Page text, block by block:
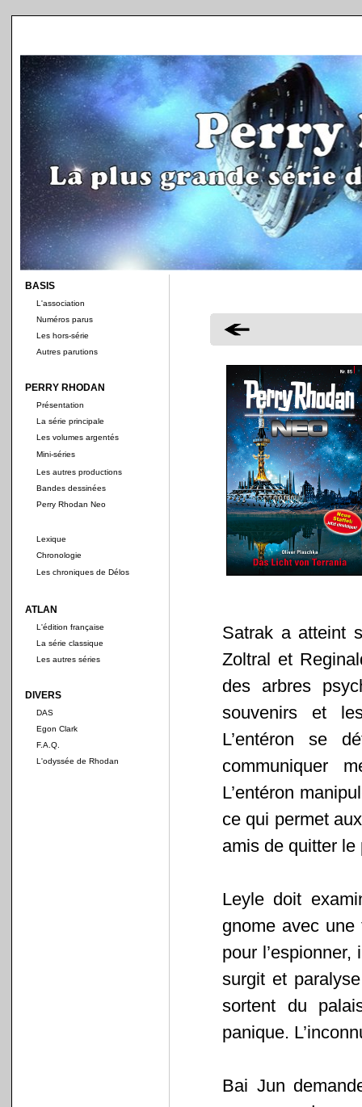
BASIS
L'association
Numéros parus
Les hors-série
Autres parutions
PERRY RHODAN
Présentation
La série principale
Les volumes argentés
Mini-séries
Les autres productions
Bandes dessinées
Perry Rhodan Neo
Lexique
Chronologie
Les chroniques de Délos
ATLAN
L'édition française
La série classique
Les autres séries
DIVERS
DAS
Egon Clark
F.A.Q.
L'odyssée de Rhodan
Satrak a atteint
Zoltral et
des arbres
souvenirs et
L’entéron se
communiquer
L’entéron
ce qui permet
amis de quitter le
Leyle doit
gnome avec une
pour
surgit et
sortent du
panique.
Bai Jun